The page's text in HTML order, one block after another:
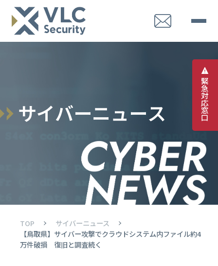
緊
急
対
応
窓
口
サイバーニュース
TOP
サイバーニュース
【鳥取県】サイバー攻撃でクラウドシステム内ファイル約4
万件破損 復旧と調査続く